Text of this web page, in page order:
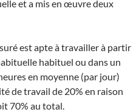
et a mis en œuvre deux
est apte à travailler à partir
habituel ou dans un
en moyenne (par jour)
de travail de 20% en raison
70% au total.